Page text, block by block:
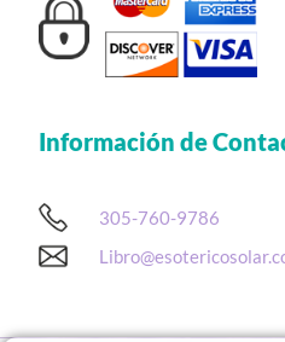
Información de
305-760-9786